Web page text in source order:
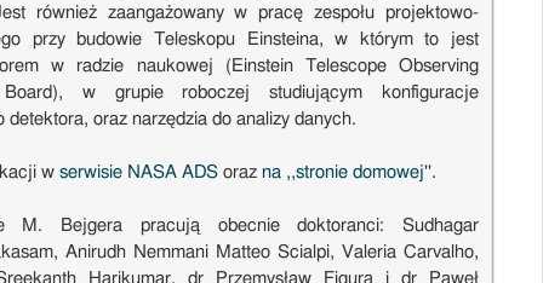
również zaangażowany w pracę zespołu projektowo-
przy budowie Teleskopu Einsteina, w którym to jest
w radzie naukowej (Einstein Telescope Observing
w grupie roboczej studiującym konfiguracje
detektora, oraz narzędzia do analizy danych.
w serwisie NASA ADSoraz na ,,stronie domowej''.
M. Bejgera pracują obecnie doktoranci: Sudhagar
Anirudh Nemmani Matteo Scialpi, Valeria Carvalho,
Harikumar, dr Przemysław Figura i dr Paweł